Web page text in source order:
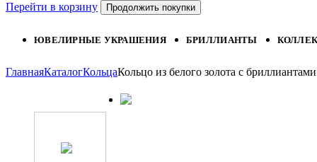
Перейти в корзину Продолжить покупки
ЮВЕЛИРНЫЕ УКРАШЕНИЯ БРИЛЛИАНТЫ
ГлавнаяКаталогКольцаКольцо из белого золота с